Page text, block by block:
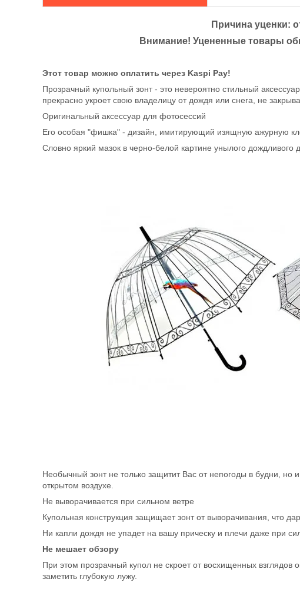
Причина уценки:
Внимание! Уцененные товары
Этот товар можно оплатить через Kaspi Pay!
Прозрачный купольный зонт - это невероятно стильный
прекрасно укроет свою владелицу от дождя или снега, не
Оригинальный аксессуар для фотосессий
Его особая "фишка" - дизайн, имитирующий изящную ажурную
Словно яркий мазок в черно-белой картине унылого дождливого
Необычный зонт не только защитит Вас от непогоды в будни,
открытом воздухе.
Не выворачивается при сильном ветре
Купольная конструкция защищает зонт от выворачивания, что
Ни капли дождя не упадет на вашу прическу и плечи даже при
Не мешает обзору
При этом прозрачный купол не скроет от восхищенных
заметить глубокую лужу.